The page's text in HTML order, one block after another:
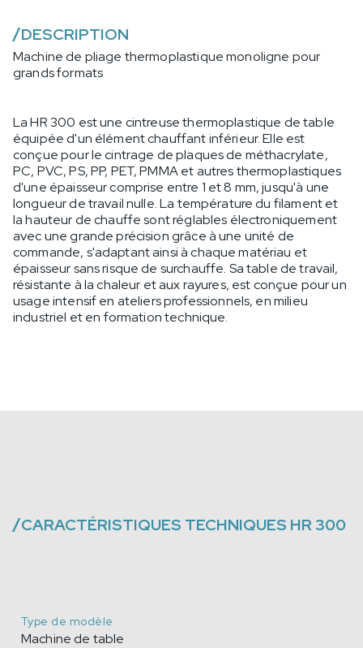
/DESCRIPTION
Machine de pliage thermoplastique monoligne pour
grands formats
La HR 300 est une cintreuse thermoplastique de table
équipée d'un élément chauffant inférieur. Elle est
conçue pour le cintrage de plaques de méthacrylate,
PC, PVC, PS, PP, PET, PMMA et autres thermoplastiques
d'une épaisseur comprise entre 1 et 8 mm, jusqu'à une
longueur de travail nulle. La température du filament et
la hauteur de chauffe sont réglables électroniquement
avec une grande précision grâce à une unité de
commande, s'adaptant ainsi à chaque matériau et
épaisseur sans risque de surchauffe. Sa table de travail,
résistante à la chaleur et aux rayures, est conçue pour un
usage intensif en ateliers professionnels, en milieu
industriel et en formation technique.
/CARACTÉRISTIQUES TECHNIQUES HR 300
Type de modèle
Machine de table